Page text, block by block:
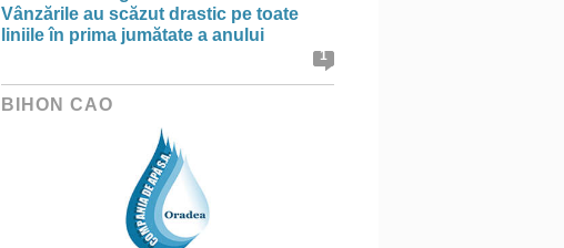
Vânzările au scăzut drastic pe toate
liniile în prima jumătate a anului
1
BIHON CAO